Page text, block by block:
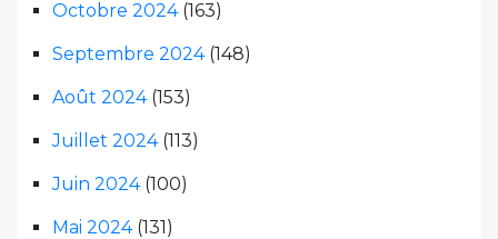
Octobre 2024(163)
Septembre 2024(148)
Août 2024(153)
Juillet 2024(113)
Juin 2024(100)
Mai 2024(131)